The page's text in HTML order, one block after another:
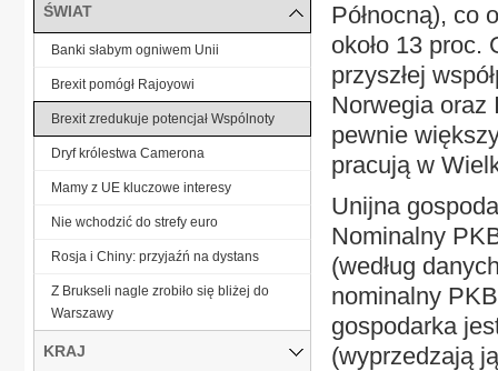
Północną), co
około 13 proc.
przyszłej
Norwegia oraz
pewnie
pracują w
Unijna
Nominalny
(według
nominalny
gospodarka
(wyprzedzają
ŚWIAT
Banki słabym ogniwem Unii
Brexit pomógł Rajoyowi
Brexit zredukuje potencjał Wspólnoty
Dryf królestwa Camerona
Mamy z UE kluczowe interesy
Nie wchodzić do strefy euro
Rosja i Chiny: przyjaźń na dystans
Z Brukseli nagle zrobiło się bliżej do
Warszawy
KRAJ